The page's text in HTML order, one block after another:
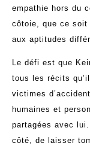
empathie hors du
côtoie, que ce soit
aux aptitudes
Le défi est que
tous les récits
victimes
humaines et
partagées avec
côté, de laisser